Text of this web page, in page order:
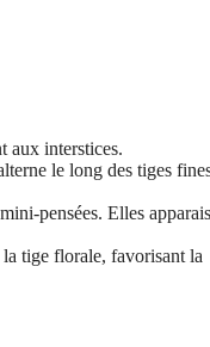
aux interstices.
le long des tiges
pensées. Elles
la tige florale, favorisant la